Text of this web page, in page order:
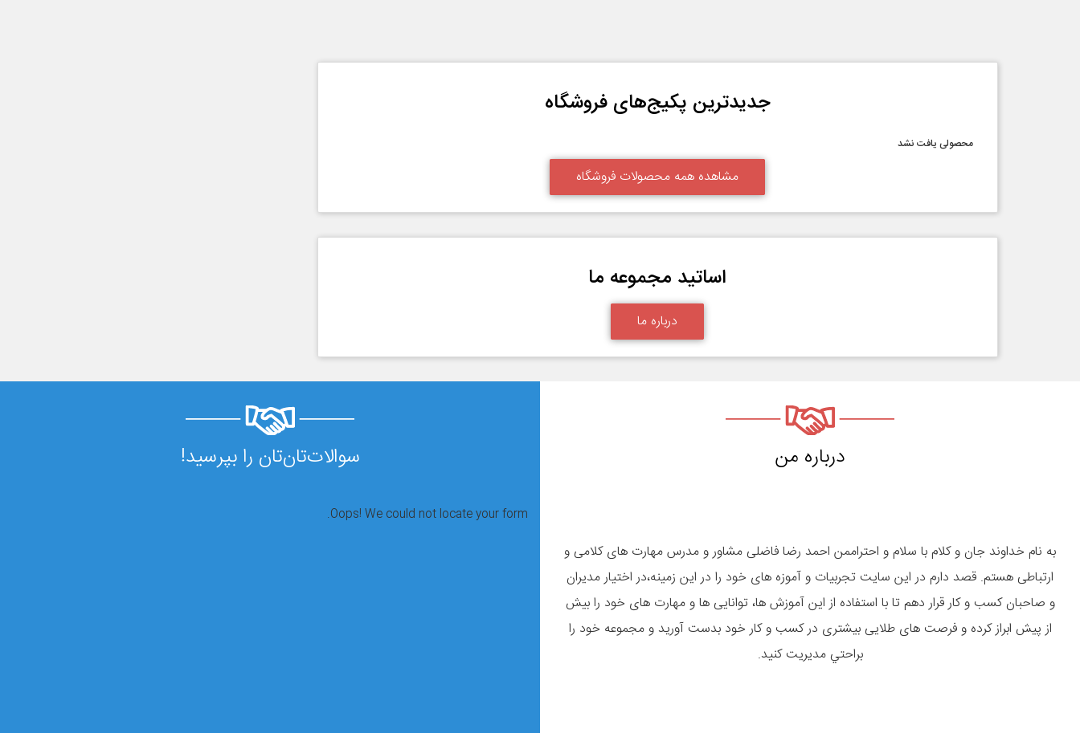
جدیدترین پکیج‌های فروشگاه
محصولی یافت نشد
مشاهده همه محصولات فروشگاه
اساتید مجموعه ما
درباره ما
درباره من
به نام خداوند جان و کلام با سلام و احتراممن احمد رضا فاضلی مشاور و مدرس مهارت های کلامی و
ارتباطی هستم. قصد دارم در این سایت تجربیات و آموزه های خود را در این زمینه،در اختیار مديران
و صاحبان كسب و كار قرار دهم تا با استفاده از این آموزش ها، توانایی ها و مهارت های خود را بیش
از پیش ابراز کرده و فرصت های طلایی بیشتری در کسب و کار خود بدست آورید و مجموعه خود را
براحتي مديريت كنيد.
سوالات‌تان‌تان را بپرسید!
Oops! We could not locate your form.